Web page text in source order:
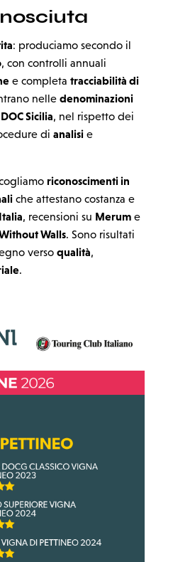
: produciamo secondo il
, con controlli annuali
e completa tracciabilità di
nelle denominazioni
DOC Sicilia, nel rispetto dei
di analisi e
riconoscimenti in
che attestano costanza e
, recensioni su Merum e
Walls. Sono risultati
verso qualità,
.